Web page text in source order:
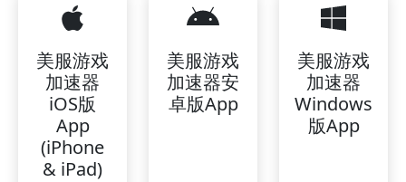
美服游戏
加速器
iOS版
App
(iPhone
& iPad)
美服游戏
加速器安
卓版App
美服游戏
加速器
Windows
版App